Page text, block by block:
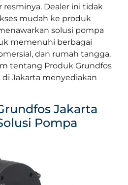
resminya. Dealer ini tidak
mudah ke produk
solusi pompa
memenuhi berbagai
dan rumah tangga.
tentang Produk Grundfos
di Jakarta menyediakan
Jakarta
Pompa